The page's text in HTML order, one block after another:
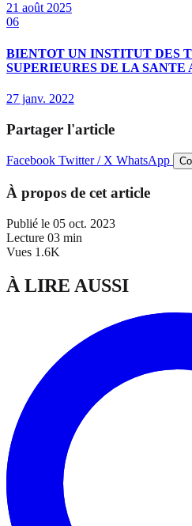
21 août 2025
06
BIENTOT UN INSTITUT DES
SUPERIEURES DE LA SANTE
27 janv. 2022
Partager l'article
Facebook Twitter / X WhatsApp
À propos de cet article
Publié le 05 oct. 2023
Lecture 03 min
Vues 1.6K
À LIRE AUSSI